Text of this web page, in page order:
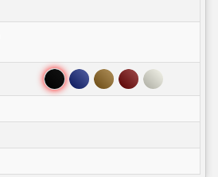
Đen Xanh Nâu Đỏ Trắng